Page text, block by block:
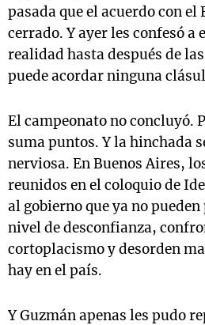
pasada que el acuerdo con el
cerrado. Y ayer les confesó a
realidad hasta después de
puede acordar ninguna
El campeonato no concluyó.
suma puntos. Y la hinchada
nerviosa. En Buenos Aires,
reunidos en el coloquio de
al gobierno que ya no
nivel de desconfianza,
cortoplacismo y desorden
hay en el país.
Y Guzmán apenas les pudo